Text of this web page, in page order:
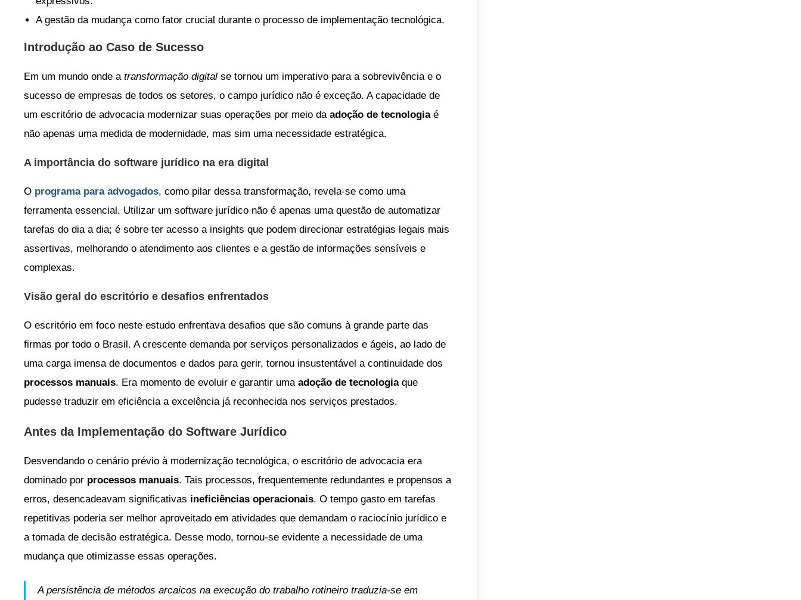
A gestão da mudança como fator crucial durante o processo de implementação tecnológica.
Introdução ao Caso de Sucesso
Em um mundo onde a transformação digital se tornou um imperativo para a sobrevivência e o
sucesso de empresas de todos os setores, o campo jurídico não é exceção. A capacidade de
um escritório de advocacia modernizar suas operações por meio da adoção de tecnologiaé
não apenas uma medida de modernidade, mas sim uma necessidade estratégica.
A importância do software jurídico na era digital
O programa para advogados, como pilar dessa transformação, revela-se como uma
ferramenta essencial. Utilizar um software jurídico não é apenas uma questão de automatizar
tarefas do dia a dia; é sobre ter acesso a insights que podem direcionar estratégias legais mais
assertivas, melhorando o atendimento aos clientes e a gestão de informações sensíveis e
complexas.
Visão geral do escritório e desafios enfrentados
O escritório em foco neste estudo enfrentava desafios que são comuns à grande parte das
firmas por todo o Brasil. A crescente demanda por serviços personalizados e ágeis, ao lado de
uma carga imensa de documentos e dados para gerir, tornou insustentável a continuidade dos
processos manuais. Era momento de evoluir e garantir uma adoção de tecnologiaque
pudesse traduzir em eficiência a excelência já reconhecida nos serviços prestados.
Antes da Implementação do Software Jurídico
Desvendando o cenário prévio à modernização tecnológica, o escritório de advocacia era
dominado por processos manuais. Tais processos, frequentemente redundantes e propensos a
erros, desencadeavam significativas ineficiências operacionais. O tempo gasto em tarefas
repetitivas poderia ser melhor aproveitado em atividades que demandam o raciocínio jurídico e
a tomada de decisão estratégica. Desse modo, tornou-se evidente a necessidade de uma
mudança que otimizasse essas operações.
A persistência de métodos arcaicos na execução do trabalho rotineiro traduzia-se em